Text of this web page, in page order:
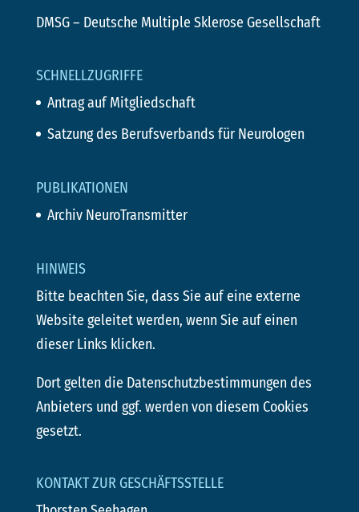
DMSG– Deutsche Multiple Sklerose Gesellschaft
SCHNELLZUGRIFFE
Antrag auf Mitgliedschaft
Satzung des Berufsverbands für Neurologen
PUBLIKATIONEN
Archiv NeuroTransmitter
HINWEIS
Bitte beachten Sie, dass Sie auf eine externe
Website geleitet werden, wenn Sie auf einen
dieser Links klicken.
Dort gelten die Datenschutzbestimmungen des
Anbieters und ggf. werden von diesem Cookies
gesetzt.
KONTAKT ZUR GESCHÄFTSSTELLE